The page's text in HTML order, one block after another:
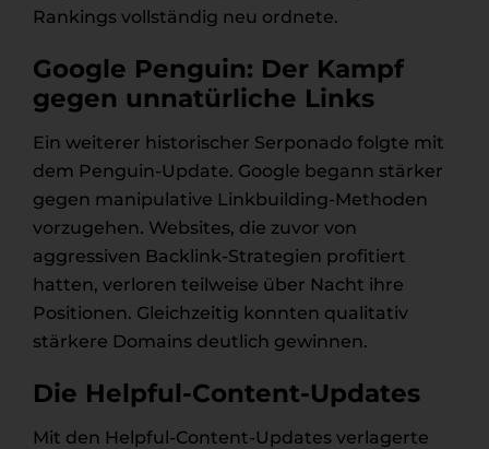
Rankings vollständig neu ordnete.
Google Penguin: Der Kampf
gegen unnatürliche Links
Ein weiterer historischer Serponado folgte mit
dem Penguin-Update. Google begann stärker
gegen manipulative Linkbuilding-Methoden
vorzugehen. Websites, die zuvor von
aggressiven Backlink-Strategien profitiert
hatten, verloren teilweise über Nacht ihre
Positionen. Gleichzeitig konnten qualitativ
stärkere Domains deutlich gewinnen.
Die Helpful-Content-Updates
Mit den Helpful-Content-Updates verlagerte